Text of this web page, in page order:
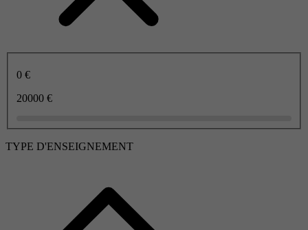
0 €
20000 €
TYPE D'ENSEIGNEMENT